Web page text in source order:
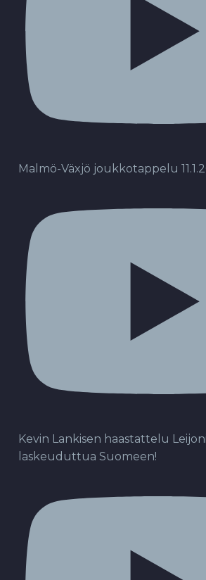
Malmö-Växjö joukkotappelu
Kevin Lankisen haastattelu
laskeuduttua Suomeen!